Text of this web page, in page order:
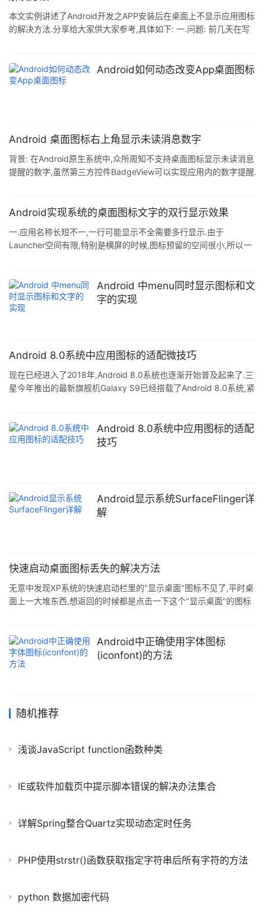
本文实例讲述了Android开发之APP安装后在桌面上不显示应用图标
的解决方法.分享给大家供大家参考,具体如下: 一.问题: 前几天在写
因为用了不同的keystore发布了两个不同的正式版本造成的问题.后
来在看别人的文章才知道是什么问题. 二.分析: 原因就是activity中的
Android如何动态改变App桌面图标
Android 桌面图标右上角显示未读消息数字
背景: 在Android原生系统中,众所周知不支持桌面图标显示未读消息
提醒的数字,虽然第三方控件BadgeView可以实现应用内的数字提醒.
一些强大的手机厂商(小米,三星,索尼)提供了私有的API,但也带来了
我们来看看他们是如何实现的: 实现原理: 首先我们要明白 并不是应
用本身处理对启动图标进行修改
Android实现系统的桌面图标文字的双行显示效果
一.应用名称长短不一,一行可能显示不全需要多行显示.由于
Launcher空间有限,特别是横屏的时候,图标预留的空间很小,所以一
路径:packages\apps\Launcher3\res\values\config.xml 添加或者
修改为: false 2 竖屏下关闭单行显示.设置最大显示行数为2行 2.横
屏 在路径:packages\apps\Launcher3
Android 中menu同时显示图标和文
字的实现
Android 8.0系统中应用图标的适配微技巧
现在已经进入了2018年,Android 8.0系统也逐渐开始普及起来了.三
星今年推出的最新旗舰机Galaxy S9已经搭载了Android 8.0系统,紧
Android 8.0系统进行适配了. 其实在去年Android 8.0系统刚推出的
时候,我就仔细翻阅过Google官方的功能变更文档.变更项着实不少,
Android 8.0系统中应用图标的适配
技巧
Android显示系统SurfaceFlinger详
解
快速启动桌面图标丢失的解决方法
无意中发现XP系统的快速启动栏里的"显示桌面"图标不见了,平时桌
面上一大堆东西,想返回的时候都是点击一下这个"显示桌面"的图标
入"REGSVR32 /n /i:u shell32"(不含双引号),然后回车,片刻后会弹
出"shell32中的DllInstall成功&
Android中正确使用字体图标
(iconfont)的方法
随机推荐
浅谈JavaScript function函数种类
IE或软件加载页中提示脚本错误的解决办法集合
详解Spring整合Quartz实现动态定时任务
PHP使用strstr()函数获取指定字符串后所有字符的方法
python 数据加密代码